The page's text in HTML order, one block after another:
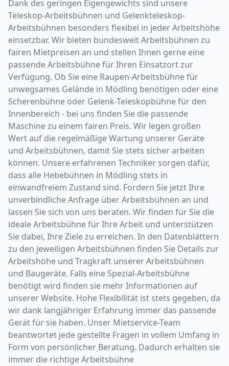
Dank des geringen Eigengewichts sind unsere
Teleskop-Arbeitsbühnen und Gelenkteleskop-
Arbeitsbühnen besonders flexibel in jeder Arbeitshöhe
einsetzbar. Wir bieten bundesweit Arbeitsbühnen zu
fairen Mietpreisen an und stellen Ihnen gerne eine
passende Arbeitsbühne für Ihren Einsatzort zur
Verfügung. Ob Sie eine Raupen-Arbeitsbühne für
unwegsames Gelände in Mödling benötigen oder eine
Scherenbühne oder Gelenk-Teleskopbühne für den
Innenbereich - bei uns finden Sie die passende
Maschine zu einem fairen Preis. Wir legen großen
Wert auf die regelmäßige Wartung unserer Geräte
und Arbeitsbühnen, damit Sie stets sicher arbeiten
können. Unsere erfahrenen Techniker sorgen dafür,
dass alle Hebebühnen in Mödling stets in
einwandfreiem Zustand sind. Fordern Sie jetzt Ihre
unverbindliche Anfrage über Arbeitsbühnen an und
lassen Sie sich von uns beraten. Wir finden für Sie die
ideale Arbeitsbühne für Ihre Arbeit und unterstützen
Sie dabei, Ihre Ziele zu erreichen. In den Datenblättern
zu den jeweiligen Arbeitsbühnen finden Sie Details zur
Arbeitshöhe und Tragkraft unserer Arbeitsbühnen
und Baugeräte. Falls eine Spezial-Arbeitsbühne
benötigt wird finden sie mehr Informationen auf
unserer Website. Hohe Flexibilität ist stets gegeben, da
wir dank langjähriger Erfahrung immer das passende
Gerät für sie haben. Unser Mietservice-Team
beantwortet jede gestellte Fragen in vollem Umfang in
Form von persönlicher Beratung. Dadurch erhalten sie
immer die richtige Arbeitsbühne